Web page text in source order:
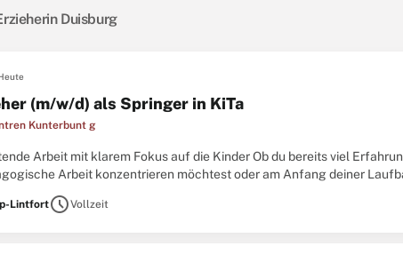
Duisburg
(m/w/d) als Springer in KiTa
Kunterbunt g
Arbeit mit klarem Fokus auf die Kinder Ob du bereits viel
Arbeit konzentrieren möchtest oder am Anfang deiner
LintfortscheduleVollzeit